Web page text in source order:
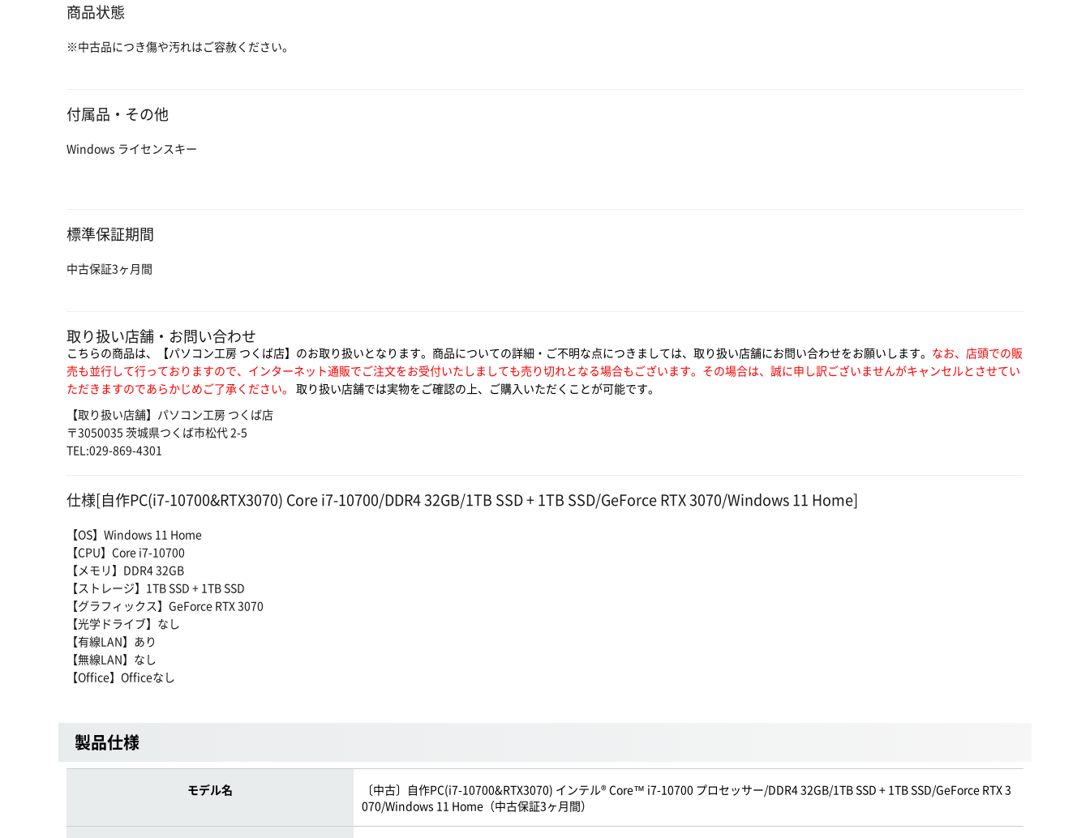
商品状態
※中古品につき傷や汚れはご容赦ください。
付属品・その他
Windows ライセンスキー
標準保証期間
中古保証3ヶ月間
取り扱い店舗・お問い合わせ
こちらの商品は、【パソコン工房 つくば店】のお取り扱いとなります。商品についての詳細・ご不明な点につきましては、取り扱い店舗にお問い合わせをお願いします。 なお、店頭での販
売も並行して行っておりますので、インターネット通販でご注文をお受付いたしましても売り切れとなる場合もございます。その場合は、誠に申し訳ございませんがキャンセルとさせてい
ただきますのであらかじめご了承ください。 取り扱い店舗では実物をご確認の上、ご購入いただくことが可能です。
【取り扱い店舗】パソコン工房 つくば店
〒3050035 茨城県つくば市松代 2-5
TEL:029-869-4301
仕様[自作PC(i7-10700&RTX3070) Core i7-10700/DDR4 32GB/1TB SSD + 1TB SSD/GeForce RTX 3070/Windows 11 Home]
【OS】Windows 11 Home
【CPU】Core i7-10700
【メモリ】DDR4 32GB
【ストレージ】1TB SSD + 1TB SSD
【グラフィックス】GeForce RTX 3070
【光学ドライブ】なし
【有線LAN】あり
【無線LAN】なし
【Office】Officeなし
製品仕様
モデル名
〔中古〕自作PC(i7-10700&RTX3070) インテル® Core™ i7-10700 プロセッサー/DDR4 32GB/1TB SSD + 1TB SSD/GeForce RTX 3
070/Windows 11 Home（中古保証3ヶ月間）